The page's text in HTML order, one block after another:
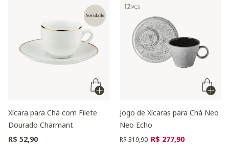
Xícara para Chá com Filete
Dourado Charmant
R$ 52,90
Jogo de Xícaras para Chá Neo
Neo Echo
Preço reduzido de
R$ 319,90 para
R$ 277,90